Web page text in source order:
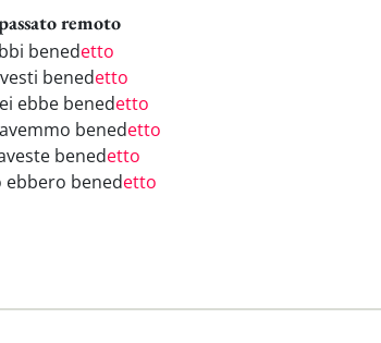
remoto
benedetto
benedetto
ebbe benedetto
benedetto
benedetto
ebbero benedetto